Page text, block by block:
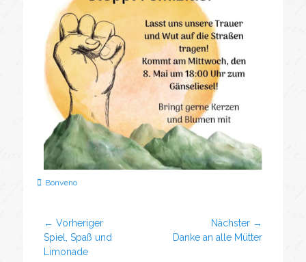
Bonveno
← Vorheriger
Spiel, Spaß und
Limonade
Nächster →
Danke an alle Mütter